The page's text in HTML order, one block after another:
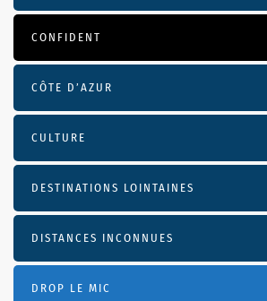
CONFIDENT
CÔTE D’AZUR
CULTURE
DESTINATIONS LOINTAINES
DISTANCES INCONNUES
DROP LE MIC